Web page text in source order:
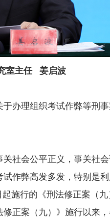
室主任 姜启波
理组织考试作弊等刑事
会公平正义，事关社会
作弊高发多发，特别是
施行的《刑法修正案（
正案（九）》施行以来